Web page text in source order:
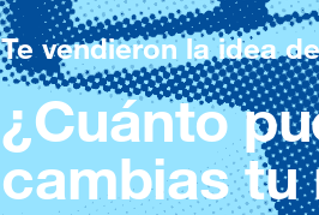
Te vendieron la idea
¿Cuánto
cambias tu